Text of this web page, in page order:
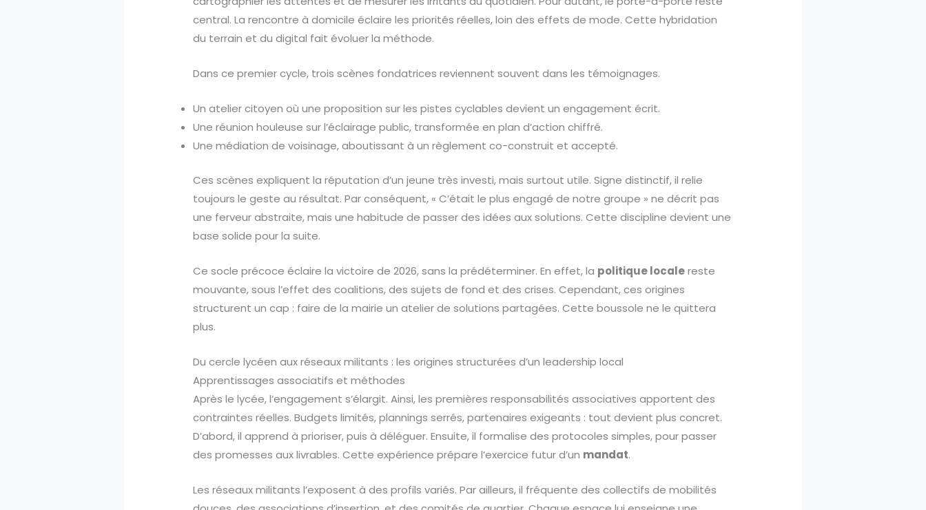
central. La rencontre à domicile éclaire les priorités réelles, loin des effets de mode. Cette hybridation
du terrain et du digital fait évoluer la méthode.
Dans ce premier cycle, trois scènes fondatrices reviennent souvent dans les témoignages.
Un atelier citoyen où une proposition sur les pistes cyclables devient un engagement écrit.
Une réunion houleuse sur l’éclairage public, transformée en plan d’action chiffré.
Une médiation de voisinage, aboutissant à un règlement co-construit et accepté.
Ces scènes expliquent la réputation d’un jeune très investi, mais surtout utile. Signe distinctif, il relie
toujours le geste au résultat. Par conséquent, « C’était le plus engagé de notre groupe » ne décrit pas
une ferveur abstraite, mais une habitude de passer des idées aux solutions. Cette discipline devient une
base solide pour la suite.
Ce socle précoce éclaire la victoire de 2026, sans la prédéterminer. En effet, la politique localereste
mouvante, sous l’effet des coalitions, des sujets de fond et des crises. Cependant, ces origines
structurent un cap : faire de la mairie un atelier de solutions partagées. Cette boussole ne le quittera
plus.
Du cercle lycéen aux réseaux militants : les origines structurées d’un leadership local
Apprentissages associatifs et méthodes
Après le lycée, l’engagement s’élargit. Ainsi, les premières responsabilités associatives apportent des
contraintes réelles. Budgets limités, plannings serrés, partenaires exigeants : tout devient plus concret.
D’abord, il apprend à prioriser, puis à déléguer. Ensuite, il formalise des protocoles simples, pour passer
des promesses aux livrables. Cette expérience prépare l’exercice futur d’un mandat.
Les réseaux militants l’exposent à des profils variés. Par ailleurs, il fréquente des collectifs de mobilités